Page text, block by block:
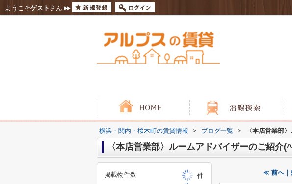
ようこそゲスト さん
横浜・関内・桜木町の賃貸情報 > ブログ一覧 > 〈本店営業部
〈本店営業部〉ルームアドバイザーのご紹介
≪ 前へ｜
掲載物件数
件